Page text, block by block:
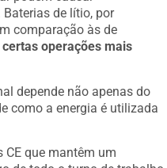
de lítio, por
comparação às de
operações mais
depende não apenas do
como a energia é utilizada
CE que mantêm um